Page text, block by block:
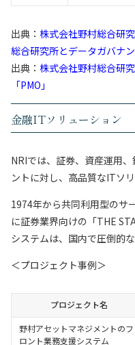
出典： 株式会社野村総合研
総合研究所とデータガバナ
出典： 株式会社野村総合研
「PMO」
金融ITソリューション
NRIでは、証券、資産運用
ントに対し、高品質なITソ
1974年から共同利用型のサ
に証券業界向けの「THE
システムは、国内で圧倒的
＜プロジェクト事例＞
プロジェクト名
野村アセットマネジメントのフ
ロント業務支援システム